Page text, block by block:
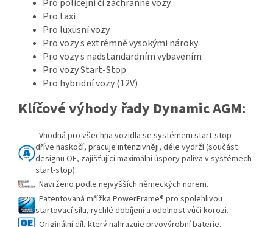
Pro policejní či záchranné vozy
Pro taxi
Pro luxusní vozy
Pro vozy s extrémně vysokými nároky
Pro vozy s nadstandardním vybavením
Pro vozy Start-Stop
Pro hybridní vozy (12V)
Klíčové výhody řady Dynamic AGM:
Vhodná pro všechna vozidla se systémem start-stop -
dříve naskočí, pracuje intenzivněji, déle vydrží (součást
designu OE, zajišťující maximální úspory paliva v systémech
start-stop).
Navrženo podle nejvyšších německých norem.
Patentovaná mřížka PowerFrame® pro spolehlivou
startovací sílu, rychlé dobíjení a odolnost vůči korozi.
Originální díl, který nahrazuje prvovýrobní baterie.